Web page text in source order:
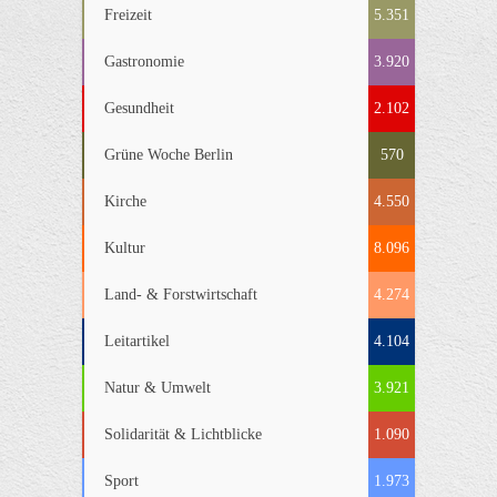
Freizeit 5.351
Gastronomie 3.920
Gesundheit 2.102
Grüne Woche Berlin 570
Kirche 4.550
Kultur 8.096
Land- & Forstwirtschaft 4.274
Leitartikel 4.104
Natur & Umwelt 3.921
Solidarität & Lichtblicke 1.090
Sport 1.973